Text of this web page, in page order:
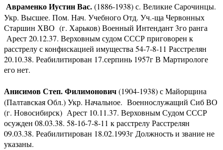
Авраменко Иустин Вас.(1886-1938) с. Великие Сарочинцы.
Укр. Высшее. Пом. Нач. Учебного Отд. Уч.-ща Червонных
Старшин ХВО (г. Харьков) Военный Интендант 3го ранга
Арест 20.12.37. Верховным судом СССР приговорен к
расстрелу с конфискацией имущества 54-7-8-11 Расстрелян
20.10.38. Реабилитирован 17.серпинь 1957г В Мартирологе
его нет.
Анисимов Степ. Филимонович(1904-1938) с Майорщина
(Палтавская Обл.) Укр. Начальное. Военнослужащий Сиб ВО
(г. Новосибирск) Арест 10.11.37. Верховным Судом СССР
осужден 08.03.38. 58-1б-7-8-11 к расстрелу Расстрелян
09.03.38. Реабилитирован 18.02.1993г Должность и звание не
указаны.